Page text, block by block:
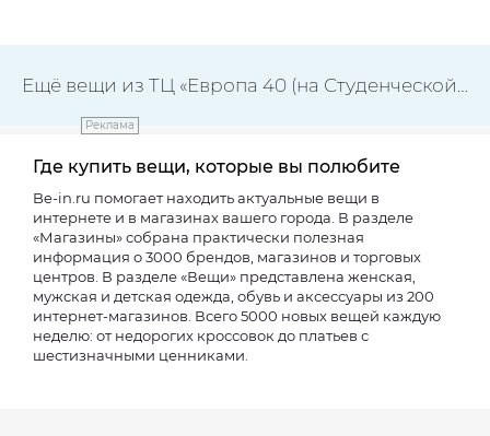
Ещё вещи из ТЦ «Европа 40 (на Студенческой)»
Реклама
Где купить вещи, которые вы полюбите
Be-in.ru помогает находить актуальные вещи в
интернете и в магазинах вашего города. В разделе
«Магазины» собрана практически полезная
информация о 3000 брендов, магазинов и торговых
центров. В разделе «Вещи» представлена женская,
мужская и детская одежда, обувь и аксессуары из 200
интернет-магазинов. Всего 5000 новых вещей каждую
неделю: от недорогих кроссовок до платьев с
шестизначными ценниками.